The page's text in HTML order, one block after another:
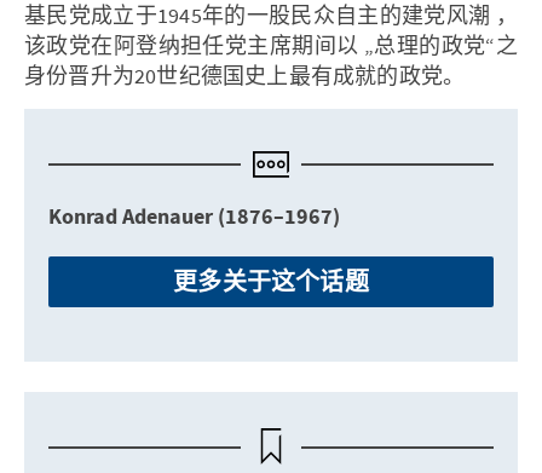
基民党成立于1945年的一股民众自主的建党风潮 ，
该政党在阿登纳担任党主席期间以 „总理的政党“之
身份晋升为20世纪德国史上最有成就的政党。
Konrad Adenauer (1876–1967)
更多关于这个话题